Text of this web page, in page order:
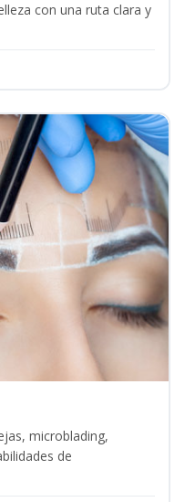
con una ruta clara y
microblading,
de